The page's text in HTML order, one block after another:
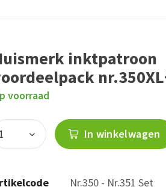
inktpatroon
voorraad
In winkelwagen
Nr.350 - Nr.351 Set